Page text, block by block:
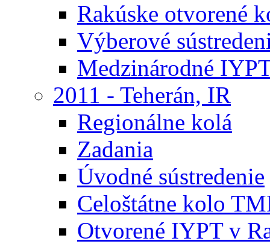
Rakúske otvorené
Výberové
Medzinárodné
2011 - Teherán, IR
Regionálne kolá
Zadania
Úvodné sústredenie
Celoštátne kolo
Otvorené IYPT v